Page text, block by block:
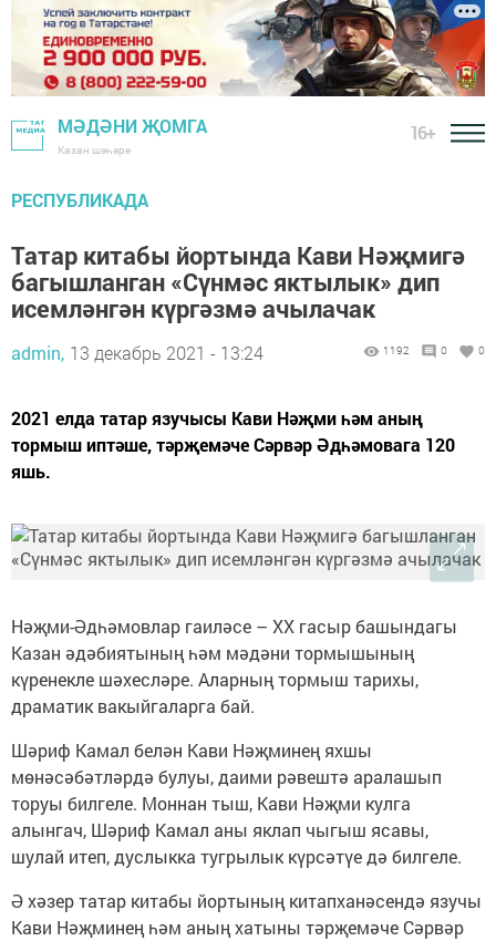
МӘДӘНИ ҖОМГА
Казан шәһәре
16+
РЕСПУБЛИКАДА
Татар китабы йортында Кави Нәҗмигә
багышланган «Сүнмәс яктылык» дип
исемләнгән күргәзмә ачылачак
admin, 13 декабрь 2021 - 13:24 1192 0 0
2021 елда татар язучысы Кави Нәҗми һәм аның
тормыш иптәше, тәрҗемәче Сәрвәр Әдһәмовага 120
яшь.
Нәҗми-Әдһәмовлар гаиләсе – ХХ гасыр башындагы
Казан әдәбиятының һәм мәдәни тормышының
күренекле шәхесләре. Аларның тормыш тарихы,
драматик вакыйгаларга бай.
Шәриф Камал белән Кави Нәҗминең яхшы
мөнәсәбәтләрдә булуы, даими рәвештә аралашып
торуы билгеле. Моннан тыш, Кави Нәҗми кулга
алынгач, Шәриф Камал аны яклап чыгыш ясавы,
шулай итеп, дуслыкка тугрылык күрсәтүе дә билгеле.
Ә хәзер татар китабы йортының китапханәсендә язучы
Кави Нәҗминең һәм аның хатыны тәрҗемәче Сәрвәр